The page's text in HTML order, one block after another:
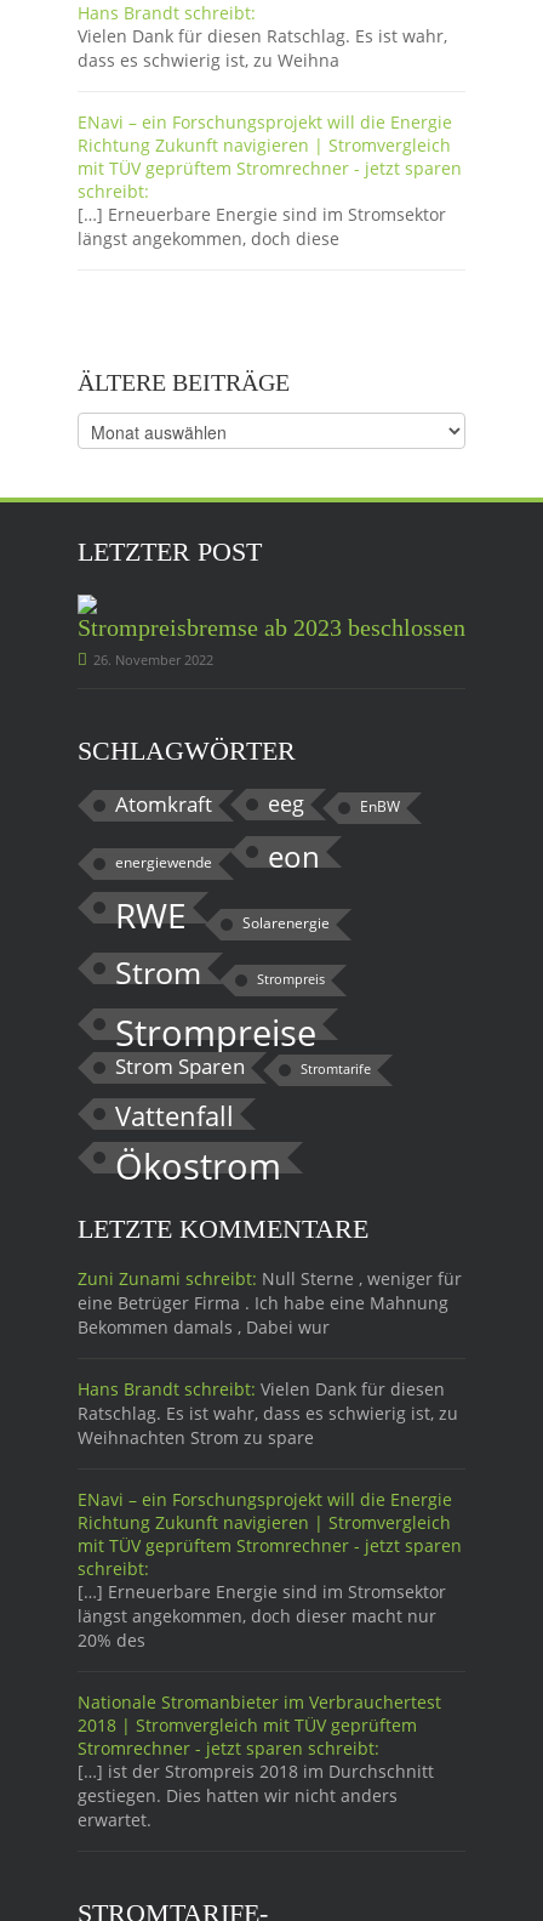
Hans Brandt schreibt:
Vielen Dank für diesen Ratschlag. Es ist wahr,
dass es schwierig ist, zu Weihna
ENavi – ein Forschungsprojekt will die Energie
Richtung Zukunft navigieren | Stromvergleich
mit TÜV geprüftem Stromrechner - jetzt sparen
schreibt:
[…] Erneuerbare Energie sind im Stromsektor
längst angekommen, doch diese
ÄLTERE BEITRÄGE
Ältere
Beiträge
LETZTER POST
Strompreisbremse ab 2023 beschlossen
26. November 2022
SCHLAGWÖRTER
Atomkraft eeg EnBW
energiewende eon
RWE Solarenergie
Strom Strompreis
Strompreise
Strom Sparen Stromtarife
Vattenfall
Ökostrom
LETZTE KOMMENTARE
Zuni Zunami schreibt: Null Sterne , weniger für
eine Betrüger Firma . Ich habe eine Mahnung
Bekommen damals , Dabei wur
Hans Brandt schreibt: Vielen Dank für diesen
Ratschlag. Es ist wahr, dass es schwierig ist, zu
Weihnachten Strom zu spare
ENavi – ein Forschungsprojekt will die Energie
Richtung Zukunft navigieren | Stromvergleich
mit TÜV geprüftem Stromrechner - jetzt sparen
schreibt:
[…] Erneuerbare Energie sind im Stromsektor
längst angekommen, doch dieser macht nur
20% des
Nationale Stromanbieter im Verbrauchertest
2018 | Stromvergleich mit TÜV geprüftem
Stromrechner - jetzt sparen schreibt:
[…] ist der Strompreis 2018 im Durchschnitt
gestiegen. Dies hatten wir nicht anders
erwartet.
STROMTARIFE-